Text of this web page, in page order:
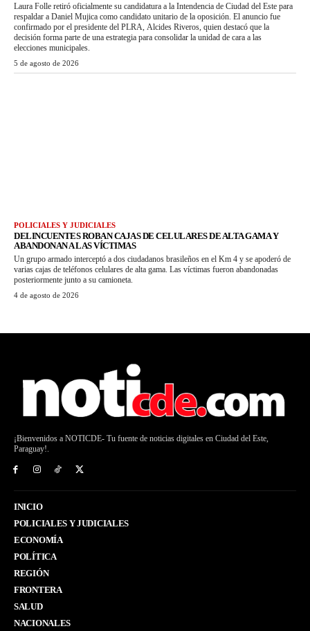
Laura Folle retiró oficialmente su candidatura a la Intendencia de Ciudad del Este para
respaldar a Daniel Mujica como candidato unitario de la oposición. El anuncio fue
confirmado por el presidente del PLRA, Alcides Riveros, quien destacó que la
decisión forma parte de una estrategia para consolidar la unidad de cara a las
elecciones municipales.
5 de agosto de 2026
POLICIALES Y JUDICIALES
DELINCUENTES ROBAN CAJAS DE CELULARES DE ALTA GAMA Y
ABANDONAN A LAS VÍCTIMAS
Un grupo armado interceptó a dos ciudadanos brasileños en el Km 4 y se apoderó de
varias cajas de teléfonos celulares de alta gama. Las víctimas fueron abandonadas
posteriormente junto a su camioneta.
4 de agosto de 2026
¡Bienvenidos a NOTICDE- Tu fuente de noticias digitales en Ciudad del Este,
Paraguay!.
INICIO
POLICIALES Y JUDICIALES
ECONOMÍA
POLÍTICA
REGIÓN
FRONTERA
SALUD
NACIONALES